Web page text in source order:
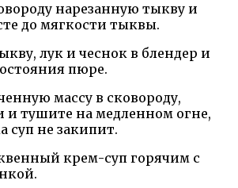
нарезанную тыкву и
до мягкости тыквы.
лук и чеснок в блендер и
пюре.
массу в сковороду,
и тушите на медленном огне,
суп не закипит.
крем-суп горячим с